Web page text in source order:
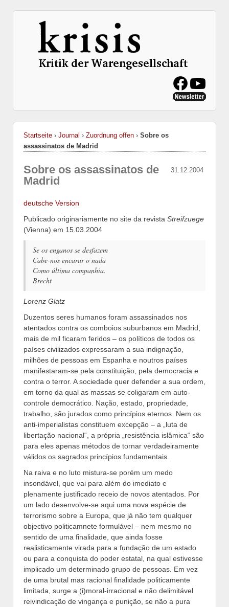
Startseite › Journal › Zuordnung offen › Sobre os
assassinatos de Madrid
31.12.2004
Sobre os assassinatos de
Madrid
deutsche Version
Publicado originariamente no site da revista Streifzuege
(Vienna) em 15.03.2004
Se os enganos se desfazem
Cabe-nos encarar o nada
Como última companhia.
Brecht
Lorenz Glatz
Duzentos seres humanos foram assassinados nos
atentados contra os comboios suburbanos em Madrid,
mais de mil ficaram feridos – os políticos de todos os
países civilizados expressaram a sua indignação,
milhões de pessoas em Espanha e noutros países
manifestaram-se pela constituição, pela democracia e
contra o terror. A sociedade quer defender a sua ordem,
em torno da qual as massas se coligaram em auto-
controle democrático. Nação, estado, propriedade,
trabalho, são jurados como princípios eternos. Nem os
anti-imperialistas constituem excepção – a „luta de
libertação nacional“, a própria „resistência islâmica“ são
para eles apenas métodos de tornar verdadeiramente
válidos os sagrados princípios fundamentais.
Na raiva e no luto mistura-se porém um medo
insondável, que vai para além do imediato e
plenamente justificado receio de novos atentados. Por
um lado desenvolve-se aqui uma nova espécie de
terrorismo sobre a Europa, que já não tem qualquer
objectivo politicamnete formulável – nem mesmo no
sentido de uma finalidade, que ainda fosse
realisticamente virada para a fundação de um estado
ou para a conquista do poder estatal, na qual estivesse
implicado um determinado grupo de pessoas. Em vez
de uma brutal mas racional finalidade politicamente
limitada, surge a (i)moral-irracional e não delimitável
reivindicação de vingança e punição, se não a pura